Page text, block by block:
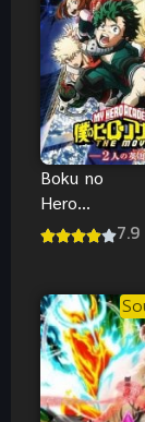
Boku no
Hero
Academia7.9